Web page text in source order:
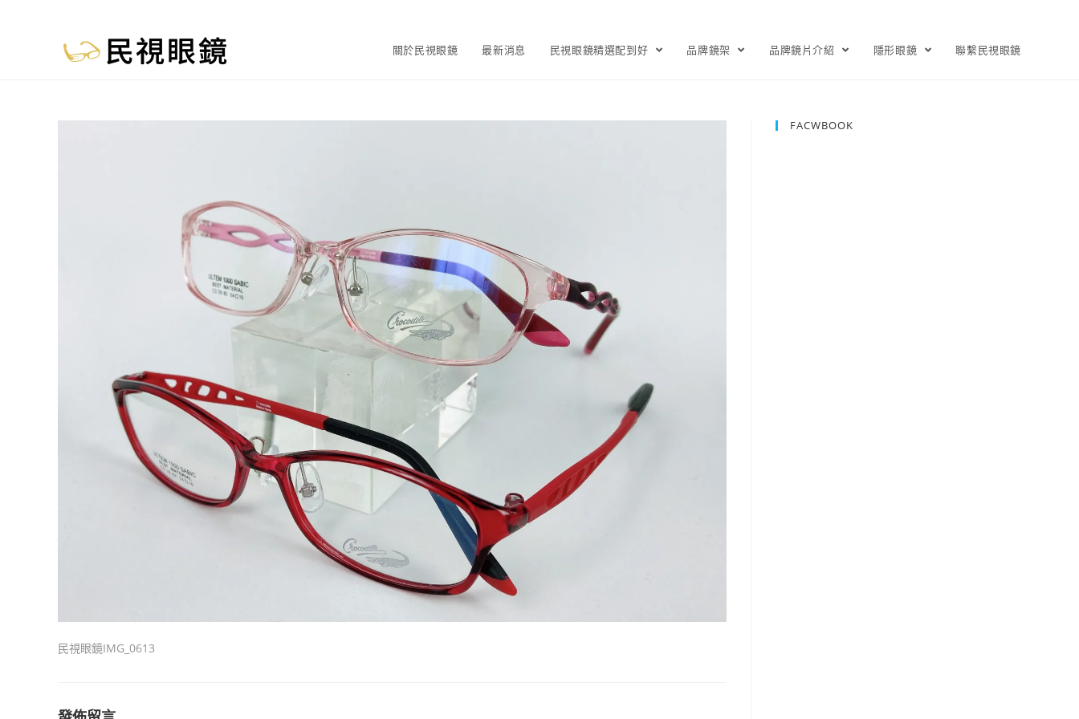
關於民視眼鏡 最新消息 民視眼鏡精選配到好 品牌鏡架 品牌鏡片介紹 隱形眼鏡 聯繫民視眼鏡
民視眼鏡IMG_0613
FACWBOOK